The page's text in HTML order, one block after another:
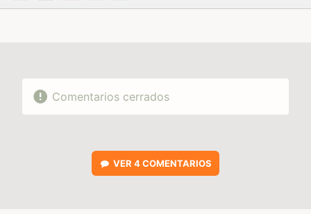
FACEBOOK
TWITTERFLIPBOARD
E-
WHATSAPP
Comentarios cerrados
VER 4 COMENTARIOS